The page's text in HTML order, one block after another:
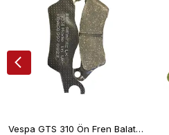
Vespa GTS 310 Ön Fren Balatası EBC SFA732